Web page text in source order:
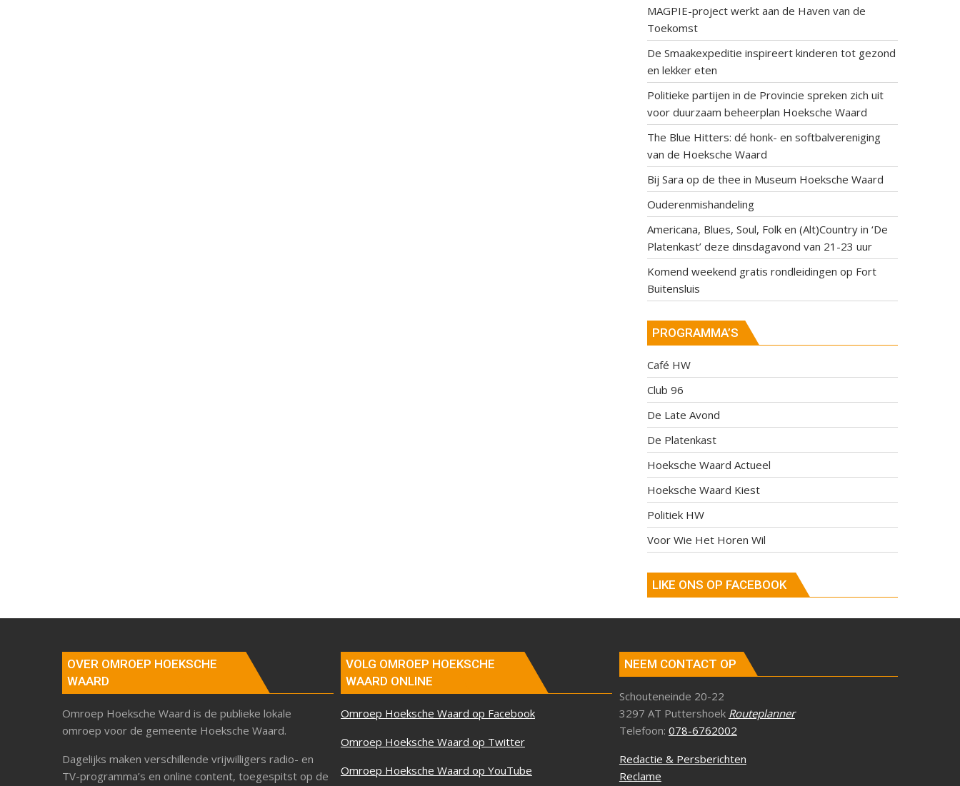
MAGPIE-project werkt aan de Haven van de
Toekomst
De Smaakexpeditie inspireert kinderen tot gezond
en lekker eten
Politieke partijen in de Provincie spreken zich uit
voor duurzaam beheerplan Hoeksche Waard
The Blue Hitters: dé honk- en softbalvereniging
van de Hoeksche Waard
Bij Sara op de thee in Museum Hoeksche Waard
Ouderenmishandeling
Americana, Blues, Soul, Folk en (Alt)Country in ‘De
Platenkast’ deze dinsdagavond van 21-23 uur
Komend weekend gratis rondleidingen op Fort
Buitensluis
PROGRAMMA’S
Café HW
Club 96
De Late Avond
De Platenkast
Hoeksche Waard Actueel
Hoeksche Waard Kiest
Politiek HW
Voor Wie Het Horen Wil
LIKE ONS OP FACEBOOK
OVER OMROEP HOEKSCHE
WAARD
Omroep Hoeksche Waard is de publieke lokale
omroep voor de gemeente Hoeksche Waard.
Dagelijks maken verschillende vrijwilligers radio- en
TV-programma’s en online content, toegespitst op de
VOLG OMROEP HOEKSCHE
WAARD ONLINE
Omroep Hoeksche Waard op Facebook
Omroep Hoeksche Waard op Twitter
Omroep Hoeksche Waard op YouTube
NEEM CONTACT OP
Schouteneinde 20-22
3297 AT Puttershoek Routeplanner
Telefoon: 078-6762002
Redactie & Persberichten
Reclame